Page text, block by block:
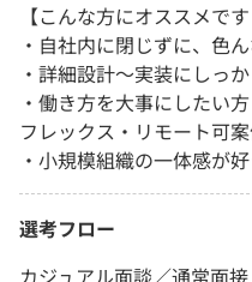
【こんな方にオススメです
・自社内に閉じずに、色
・詳細設計～実装にしっ
・働き方を大事にしたい
フレックス・リモート可案
・小規模組織の一体感が
選考フロー